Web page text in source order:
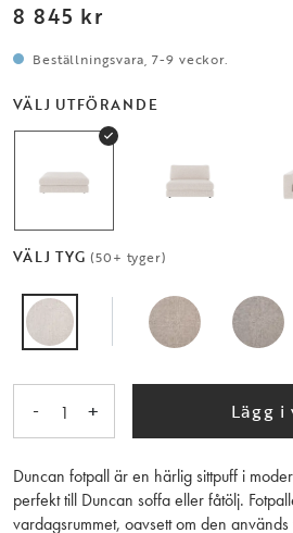
8 845 kr
Beställningsvara, 7-9 veckor.
VÄLJ UTFÖRANDE
VÄLJ TYG (50+ tyger)
- 1 + Lägg
Duncan fotpall är en härlig sittpuff i
perfekt till Duncan soffa eller fåtölj.
vardagsrummet, oavsett om den